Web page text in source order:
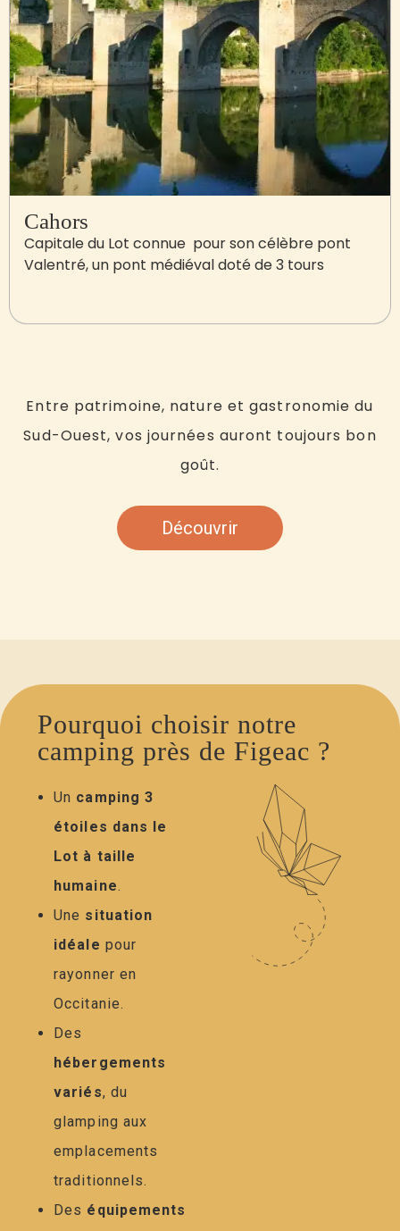
Cahors
Capitale du Lot connue pour son célèbre pont
Valentré, un pont médiéval doté de 3 tours
Entre patrimoine, nature et gastronomie du
Sud-Ouest, vos journées auront toujours bon
goût.
Découvrir
Pourquoi choisir notre
camping près de Figeac ?
Un camping 3
étoiles dans le
Lot à taille
humaine.
Une situation
idéale pour
rayonner en
Occitanie.
Des
hébergements
variés, du
glamping aux
emplacements
traditionnels.
Des équipements